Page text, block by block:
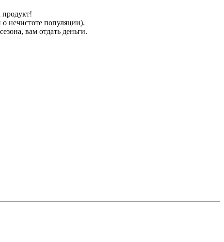
продукт!
нечистоте популяции).
вам отдать деньги.